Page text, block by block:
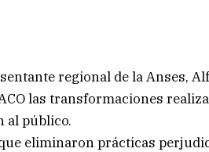
regional de la Anses,
las transformaciones
al público.
eliminaron prácticas